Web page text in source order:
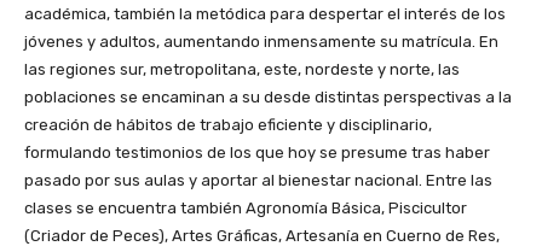
académica, también la metódica para despertar el interés de los
jóvenes y adultos, aumentando inmensamente su matrícula. En
las regiones sur, metropolitana, este, nordeste y norte, las
poblaciones se encaminan a su desde distintas perspectivas a la
creación de hábitos de trabajo eficiente y disciplinario,
formulando testimonios de los que hoy se presume tras haber
pasado por sus aulas y aportar al bienestar nacional. Entre las
clases se encuentra también Agronomía Básica, Piscicultor
(Criador de Peces), Artes Gráficas, Artesanía en Cuerno de Res,